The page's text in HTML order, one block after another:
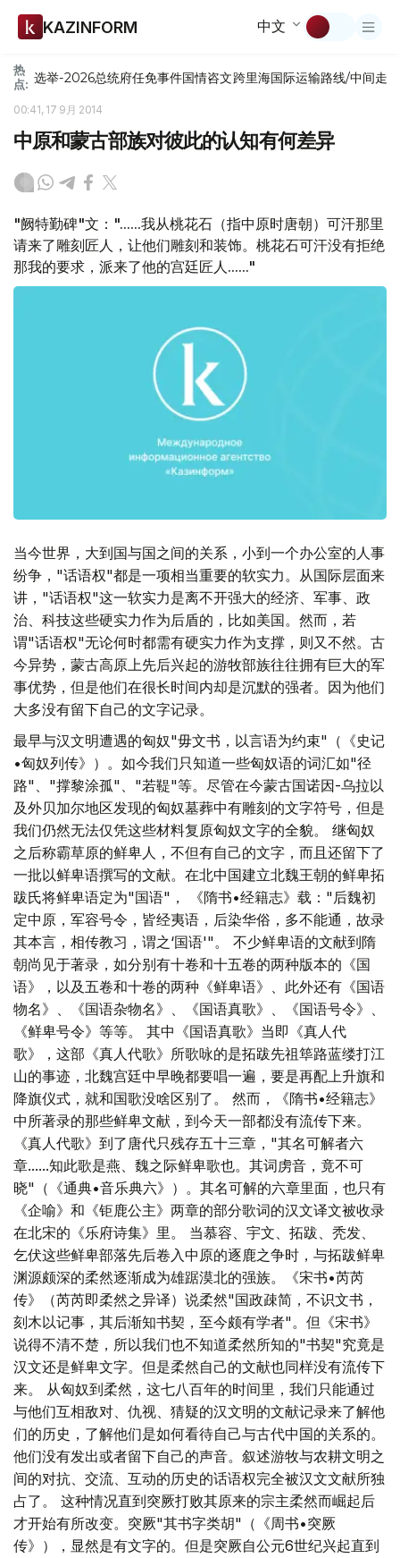
KAZINFORM 中文
热
点: 选举-2026总统府任免事件国情咨文跨里海国际运输路线/中间走廊
00:41, 17 9月 2014
中原和蒙古部族对彼此的认知有何差异
"阙特勤碑"文："......我从桃花石（指中原时唐朝）可汗那里
请来了雕刻匠人，让他们雕刻和装饰。桃花石可汗没有拒绝
那我的要求，派来了他的宫廷匠人......"
当今世界，大到国与国之间的关系，小到一个办公室的人事
纷争，"话语权"都是一项相当重要的软实力。从国际层面来
讲，"话语权"这一软实力是离不开强大的经济、军事、政
治、科技这些硬实力作为后盾的，比如美国。然而，若
谓"话语权"无论何时都需有硬实力作为支撑，则又不然。古
今异势，蒙古高原上先后兴起的游牧部族往往拥有巨大的军
事优势，但是他们在很长时间内却是沉默的强者。因为他们
大多没有留下自己的文字记录。
最早与汉文明遭遇的匈奴"毋文书，以言语为约束"（《史记
•匈奴列传》）。如今我们只知道一些匈奴语的词汇如"径
路"、"撑黎涂孤"、"若鞮"等。尽管在今蒙古国诺因-乌拉以
及外贝加尔地区发现的匈奴墓葬中有雕刻的文字符号，但是
我们仍然无法仅凭这些材料复原匈奴文字的全貌。 继匈奴
之后称霸草原的鲜卑人，不但有自己的文字，而且还留下了
一批以鲜卑语撰写的文献。在北中国建立北魏王朝的鲜卑拓
跋氏将鲜卑语定为"国语"， 《隋书•经籍志》载："后魏初
定中原，军容号令，皆经夷语，后染华俗，多不能通，故录
其本言，相传教习，谓之‘国语'"。 不少鲜卑语的文献到隋
朝尚见于著录，如分别有十卷和十五卷的两种版本的《国
语》，以及五卷和十卷的两种《鲜卑语》、此外还有《国语
物名》、《国语杂物名》、《国语真歌》、《国语号令》、
《鲜卑号令》等等。 其中《国语真歌》当即《真人代
歌》，这部《真人代歌》所歌咏的是拓跋先祖筚路蓝缕打江
山的事迹，北魏宫廷中早晚都要唱一遍，要是再配上升旗和
降旗仪式，就和国歌没啥区别了。 然而，《隋书•经籍志》
中所著录的那些鲜卑文献，到今天一部都没有流传下来。
《真人代歌》到了唐代只残存五十三章，"其名可解者六
章......知此歌是燕、魏之际鲜卑歌也。其词虏音，竟不可
晓"（《通典•音乐典六》）。其名可解的六章里面，也只有
《企喻》和《钜鹿公主》两章的部分歌词的汉文译文被收录
在北宋的《乐府诗集》里。 当慕容、宇文、拓跋、秃发、
乞伏这些鲜卑部落先后卷入中原的逐鹿之争时，与拓跋鲜卑
渊源颇深的柔然逐渐成为雄踞漠北的强族。《宋书•芮芮
传》（芮芮即柔然之异译）说柔然"国政疎简，不识文书，
刻木以记事，其后渐知书契，至今颇有学者"。但《宋书》
说得不清不楚，所以我们也不知道柔然所知的"书契"究竟是
汉文还是鲜卑文字。但是柔然自己的文献也同样没有流传下
来。 从匈奴到柔然，这七八百年的时间里，我们只能通过
与他们互相敌对、仇视、猜疑的汉文明的文献记录来了解他
们的历史，了解他们是如何看待自己与古代中国的关系的。
他们没有发出或者留下自己的声音。叙述游牧与农耕文明之
间的对抗、交流、互动的历史的话语权完全被汉文文献所独
占了。 这种情况直到突厥打败其原来的宗主柔然而崛起后
才开始有所改变。突厥"其书字类胡"（《周书•突厥
传》），显然是有文字的。但是突厥自公元6世纪兴起直到